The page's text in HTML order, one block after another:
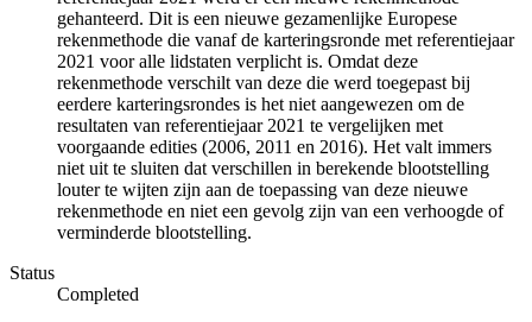
gehanteerd. Dit is een nieuwe gezamenlijke Europese
rekenmethode die vanaf de karteringsronde met referentiejaar
2021 voor alle lidstaten verplicht is. Omdat deze
rekenmethode verschilt van deze die werd toegepast bij
eerdere karteringsrondes is het niet aangewezen om de
resultaten van referentiejaar 2021 te vergelijken met
voorgaande edities (2006, 2011 en 2016). Het valt immers
niet uit te sluiten dat verschillen in berekende blootstelling
louter te wijten zijn aan de toepassing van deze nieuwe
rekenmethode en niet een gevolg zijn van een verhoogde of
verminderde blootstelling.
Status
Completed